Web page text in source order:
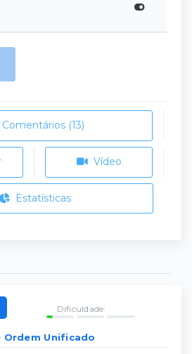
Comentários (13)
Vídeo
Estatísticas
Dificuldade:
Ordem Unificado